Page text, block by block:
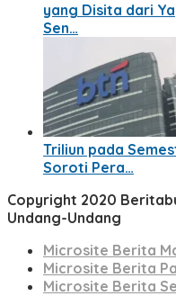
yang Disita dari
Sen…
Triliun pada
Soroti Pera…
Copyright 2020
Undang-Undang
Microsite Berita
Microsite Berita
Microsite Berita